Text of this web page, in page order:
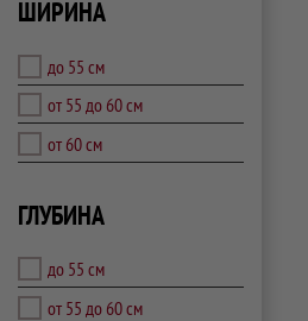
ШИРИНА
до 55 см
от 55 до 60 см
от 60 см
ГЛУБИНА
до 55 см
от 55 до 60 см